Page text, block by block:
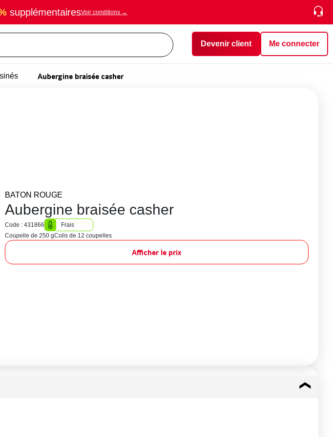
supplémentairesVoir conditions →
Devenir client Me connecter
Aubergine braisée casher
BATON ROUGE
Aubergine braisée casher
Code : 431866
Frais
Coupelle de 250 gColis de 12 coupelles
Afficher le prix